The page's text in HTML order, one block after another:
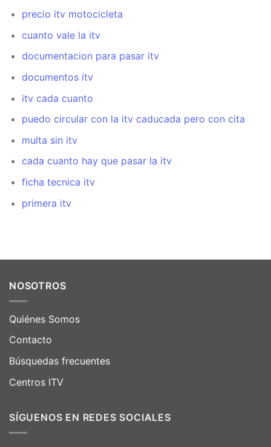
precio itv motocicleta
cuanto vale la itv
documentacion para pasar itv
documentos itv
itv cada cuanto
puedo circular con la itv caducada pero con cita
multa sin itv
cada cuanto hay que pasar la itv
ficha tecnica itv
primera itv
NOSOTROS
Quiénes Somos
Contacto
Búsquedas frecuentes
Centros ITV
SÍGUENOS EN REDES SOCIALES